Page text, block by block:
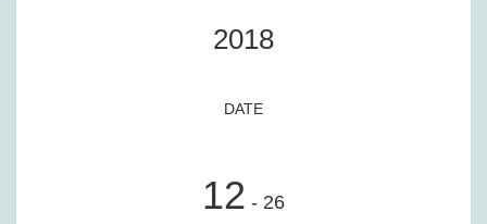
2018
DATE
12 - 26